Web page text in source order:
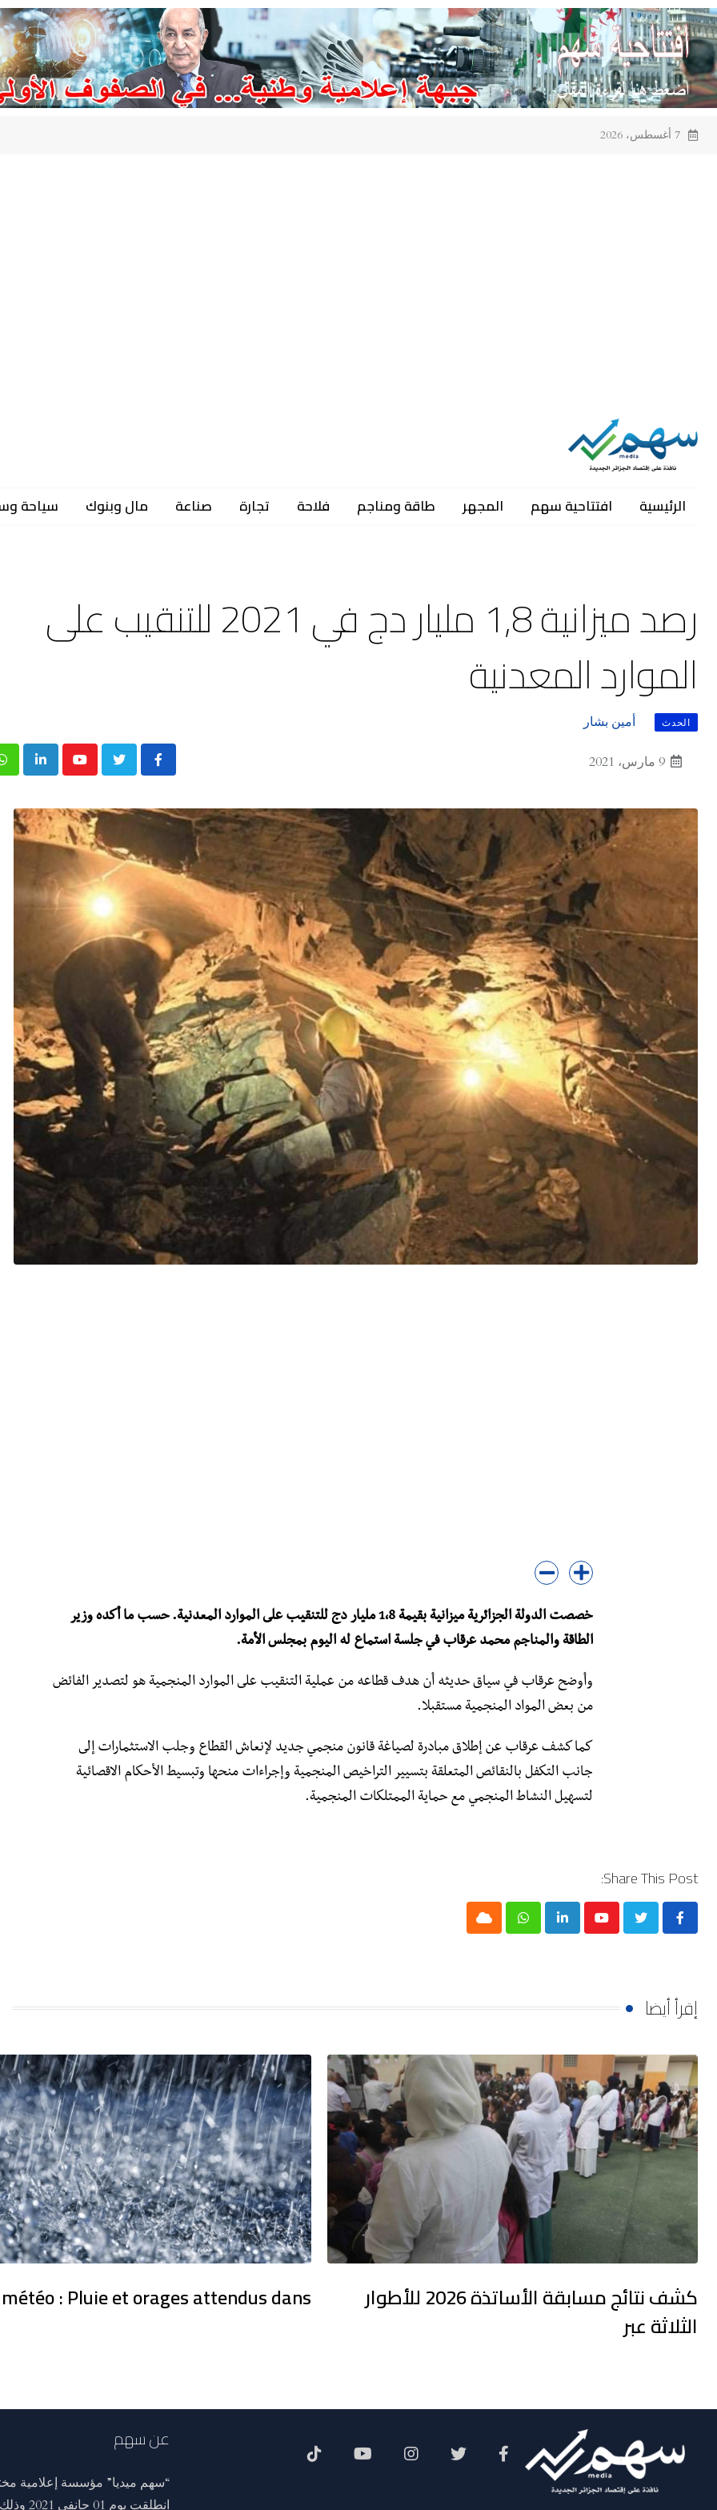
Skip
to
content
7 أغسطس، 2026
الرئيسية افتتاحية سهم المجهر طاقة ومناجم فلاحة تجارة صناعة مال وبنوك سياحة
رصد ميزانية 1,8 مليار دج في 2021 للتنقيب على
الموارد المعدنية
الحدث أمين بشار
9 مارس، 2021 Youtube
خصصت الدولة الجزائرية ميزانية بقيمة 1،8 مليار دج للتنقيب على الموارد المعدنية. حسب ما أكده وزير
الطاقة والمناجم محمد عرقاب في جلسة استماع له اليوم بمجلس الأمة.
وأوضح عرقاب في سياق حديثه أن هدف قطاعه من عملية التنقيب على الموارد المنجمية هو لتصدير الفائض
من بعض المواد المنجمية مستقبلا.
كما كشف عرقاب عن إطلاق مبادرة لصياغة قانون منجمي جديد لإنعاش القطاع وجلب الاستثمارات إلى
جانب التكفل بالنقائص المتعلقة بتسيير التراخيص المنجمية وإجراءات منحها وتبسيط الأحكام الاقصائية
لتسهيل النشاط المنجمي مع حماية الممتلكات المنجمية.
Share This Post:
Youtube
LinkedIn
Whatsapp
Cloud
إقرأ أيضا
كشف نتائج مسابقة الأساتذة 2026 للأطوار
الثلاثة عبر
: Pluie et orages attendus dans
Social Menu
عن سهم
“سهم ميديا” مؤسسة إعلامية